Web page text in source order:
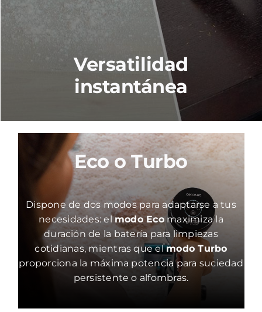
Versatilidad
instantánea
Eco o Turbo
Dispone de dos modos para adaptarse a tus
necesidades: elmodo Ecomaximiza la
duración de la batería para limpiezas
cotidianas, mientras que elmodo Turbo
proporciona la máxima potencia para suciedad
persistente o alfombras.